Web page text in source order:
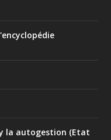
la autogestion (Etat